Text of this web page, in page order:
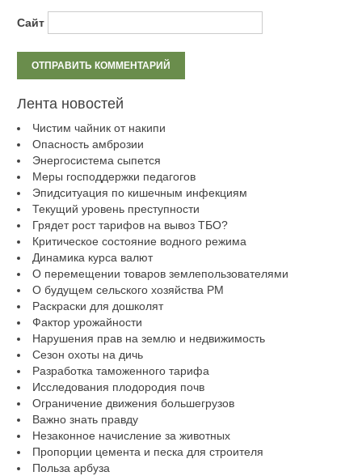
Сайт
Лента новостей
Чистим чайник от накипи
Опасность амброзии
Энергосистема сыпется
Меры господдержки педагогов
Эпидситуация по кишечным инфекциям
Текущий уровень преступности
Грядет рост тарифов на вывоз ТБО?
Критическое состояние водного режима
Динамика курса валют
О перемещении товаров землепользователями
О будущем сельского хозяйства РМ
Раскраски для дошколят
Фактор урожайности
Нарушения прав на землю и недвижимость
Сезон охоты на дичь
Разработка таможенного тарифа
Исследования плодородия почв
Ограничение движения большегрузов
Важно знать правду
Незаконное начисление за животных
Пропорции цемента и песка для строителя
Польза арбуза